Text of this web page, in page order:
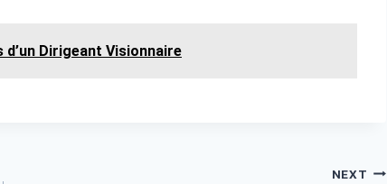
Dirigeant Visionnaire
NEXT